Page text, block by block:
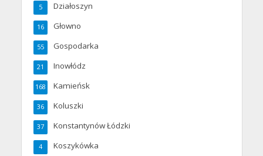
Działoszyn
5
Głowno
16
Gospodarka
55
Inowłódz
21
Kamieńsk
168
Koluszki
36
Konstantynów Łódzki
37
Koszykówka
4